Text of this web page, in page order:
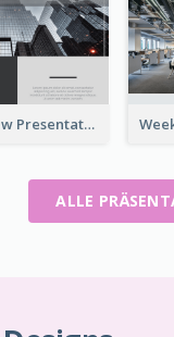
Business Review Presentations
ALLE